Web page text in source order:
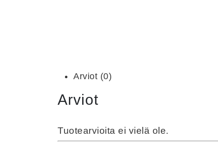
Arviot (0)
Arviot
Tuotearvioita ei vielä ole.